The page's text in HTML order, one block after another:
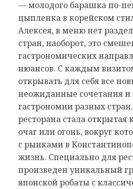
— молодого барашка по-
цыпленка в корейском
Алексея, в меню нет
стран, наоборот, это
гастрономических
нюансов. С каждым
открывать для себя все
неожиданные сочетания и
гастрономии разных
ресторана стала открытая
очаг или огонь, вокруг
с рынками в
жизнь. Специально для
произведен уникальный
японской робаты с